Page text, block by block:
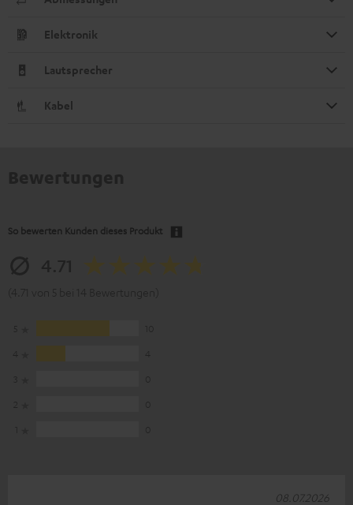
Elektronik
Lautsprecher
Kabel
So bewerten Kunden dieses Produkt
08.07.2026